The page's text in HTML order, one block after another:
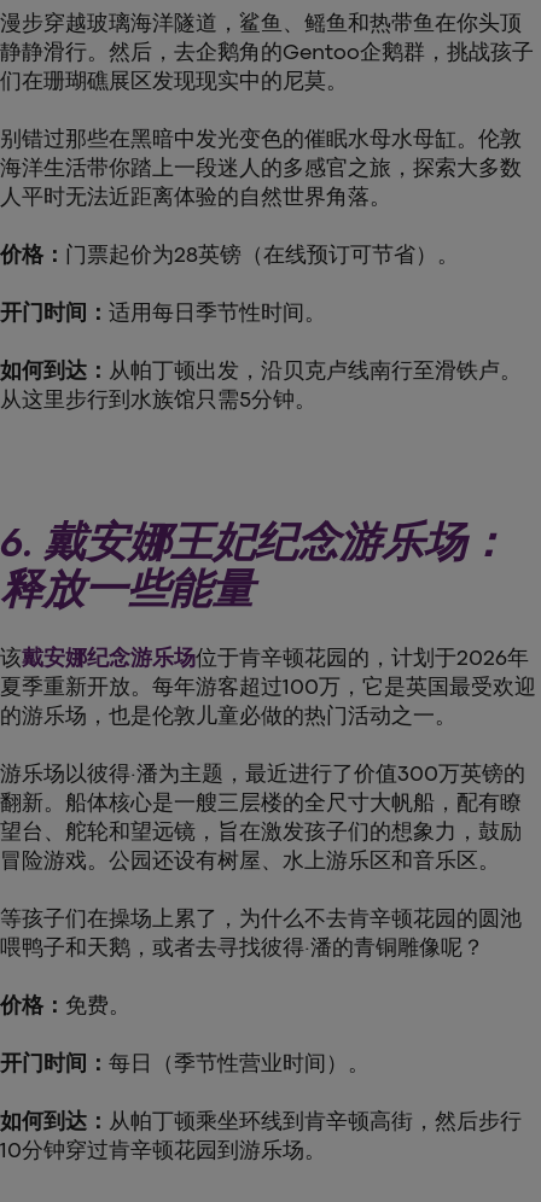
漫步穿越玻璃海洋隧道，鲨鱼、鳐鱼和热带鱼在你头顶
静静滑行。然后，去企鹅角的Gentoo企鹅群，挑战孩子
们在珊瑚礁展区发现现实中的尼莫。
别错过那些在黑暗中发光变色的催眠水母水母缸。伦敦
海洋生活带你踏上一段迷人的多感官之旅，探索大多数
人平时无法近距离体验的自然世界角落。
价格： 门票起价为28英镑（在线预订可节省）。
开门时间： 适用每日季节性时间。
如何到达： 从帕丁顿出发，沿贝克卢线南行至滑铁卢。
从这里步行到水族馆只需5分钟。
6. 戴安娜王妃纪念游乐场：
释放一些能量
该戴安娜纪念游乐场位于肯辛顿花园的，计划于2026年
夏季重新开放。每年游客超过100万，它是英国最受欢迎
的游乐场，也是伦敦儿童必做的热门活动之一。
游乐场以彼得·潘为主题，最近进行了价值300万英镑的
翻新。船体核心是一艘三层楼的全尺寸大帆船，配有瞭
望台、舵轮和望远镜，旨在激发孩子们的想象力，鼓励
冒险游戏。公园还设有树屋、水上游乐区和音乐区。
等孩子们在操场上累了，为什么不去肯辛顿花园的圆池
喂鸭子和天鹅，或者去寻找彼得·潘的青铜雕像呢？
价格： 免费。
开门时间： 每日（季节性营业时间）。
如何到达： 从帕丁顿乘坐环线到肯辛顿高街，然后步行
10分钟穿过肯辛顿花园到游乐场。